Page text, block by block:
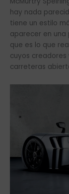
hay nada
tiene un estilo
aparecer en una
que es lo que
cuyos
carreteras